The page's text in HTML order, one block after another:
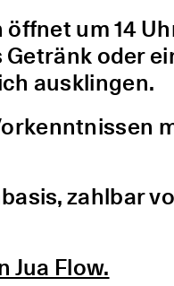
um 14
oder
ausklingen.
zahlbar
Jua Flow.